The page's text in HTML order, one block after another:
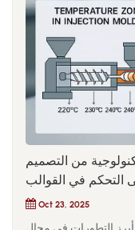
أثناء عملية التشكيل
غير المغطاة بالراتنج
مما ينتج عنه آلية
في البوابات والمجاري
من التصميم
التحكم في القوالب
Oct 23, 2025